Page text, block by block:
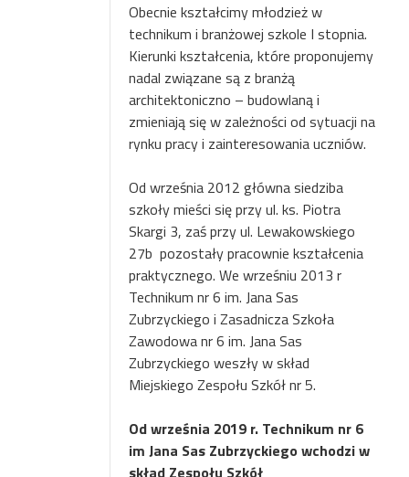
Obecnie kształcimy młodzież w
technikum i branżowej szkole I stopnia.
Kierunki kształcenia, które proponujemy
nadal związane są z branżą
architektoniczno – budowlaną i
zmieniają się w zależności od sytuacji na
rynku pracy i zainteresowania uczniów.
Od września 2012 główna siedziba
szkoły mieści się przy ul. ks. Piotra
Skargi 3, zaś przy ul. Lewakowskiego
27b pozostały pracownie kształcenia
praktycznego. We wrześniu 2013 r
Technikum nr 6 im. Jana Sas
Zubrzyckiego i Zasadnicza Szkoła
Zawodowa nr 6 im. Jana Sas
Zubrzyckiego weszły w skład
Miejskiego Zespołu Szkół nr 5.
Od września 2019 r. Technikum nr 6
im Jana Sas Zubrzyckiego wchodzi w
skład Zespołu Szkół